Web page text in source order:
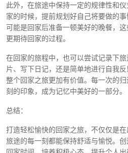
此外，在旅途中保持一定的规律性和
家的时候，提前规划好自己将要做的事
可能是回家后准备一顿美好的晚餐，
更期待回家的过程。
在回家的旅程中，也可以尝试记录下
片、写下日记，还是简单地进行自我
整个回家之旅更加有价值。每一次的
刻的印象，成为记忆中美好的一部分。
总结：
打造轻松愉快的回家之旅，不仅仅是
旅途的每一刻都能保持舒适与愉悦。